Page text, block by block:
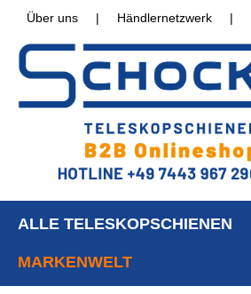
Über uns | Händlernetzwerk |
ALLE TELESKOPSCHIENEN
MARKENWELT